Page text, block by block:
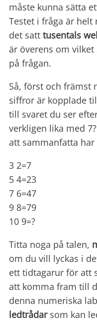
måste kunna sätta
Testet i fråga är
det satt tusentals
är överens om
på frågan.
Så, först och främst
siffror är kopplade
till svaret du ser
verkligen lika med
att sammanfatta har
3 2=7
5 4=23
7 6=47
9 8=79
10 9=?
Titta noga på talen,
om du vill lyckas i
ett tidtagarur för att
att komma fram till
denna numeriska
ledtrådarsom kan